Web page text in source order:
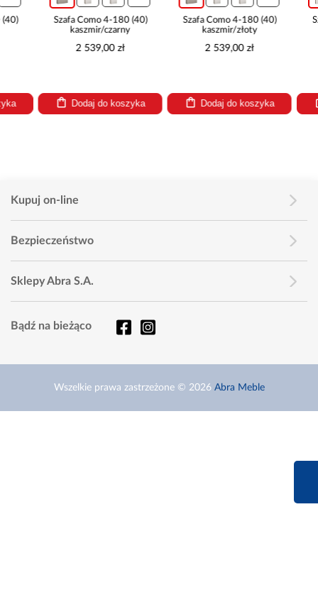
Szafa Como 4-180 (40)
kaszmir/czarny
2 539,00 zł
Dodaj do koszyka
Szafa Como 4-180 (40)
kaszmir/złoty
2 539,00 zł
Dodaj do koszyka
Szafa
Kupuj on-line
Bezpieczeństwo
Sklepy Abra S.A.
Bądź na bieżąco
Wszelkie prawa zastrzeżone © 2026 Abra Meble